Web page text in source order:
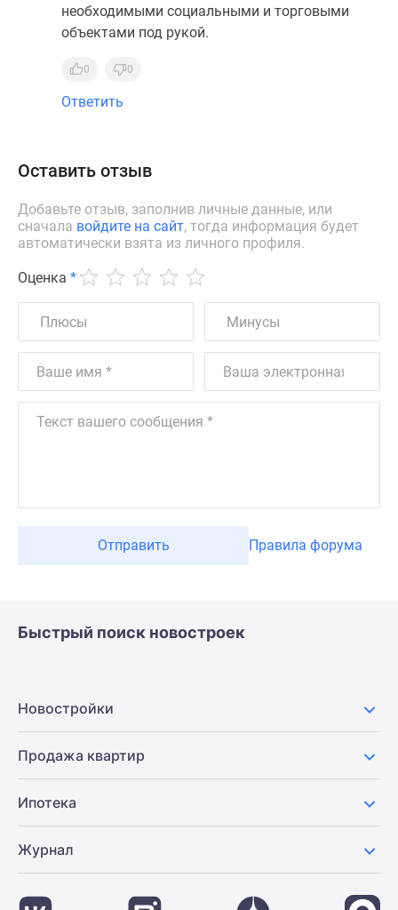
необходимыми социальными и торговыми
объектами под рукой.
0 0
Ответить
Оставить отзыв
Добавьте отзыв, заполнив личные данные, или
сначала войдите на сайт, тогда информация будет
автоматически взята из личного профиля.
Оценка *
Отправить Правила форума
Быстрый поиск новостроек
Новостройки
Продажа квартир
Ипотека
Журнал